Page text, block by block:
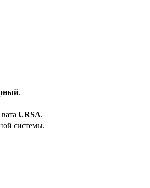
.
URSA.
системы.